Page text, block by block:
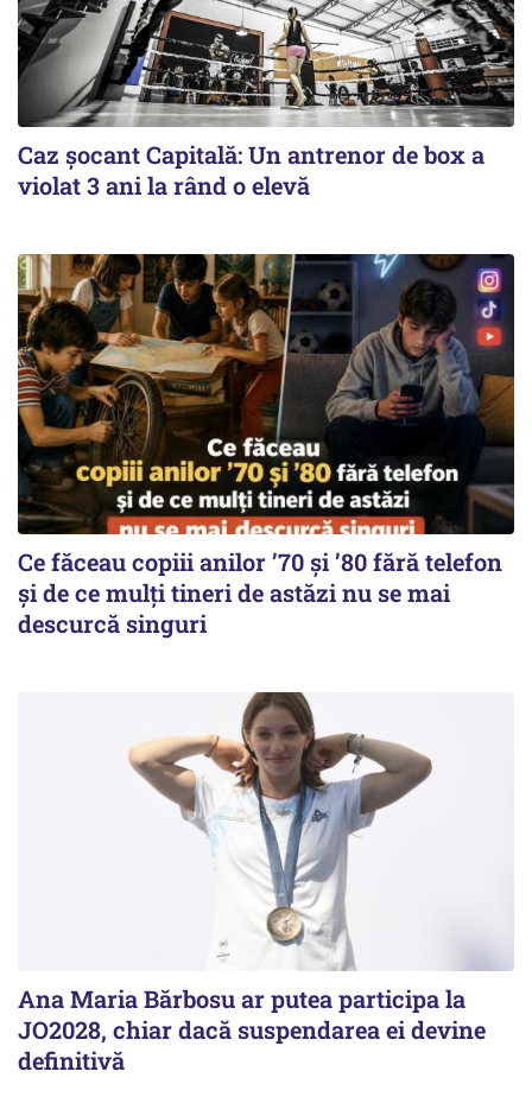
Caz șocant Capitală: Un antrenor de box a
violat 3 ani la rând o elevă
Ce făceau copiii anilor ’70 și ’80 fără telefon
și de ce mulți tineri de astăzi nu se mai
descurcă singuri
Ana Maria Bărbosu ar putea participa la
JO2028, chiar dacă suspendarea ei devine
definitivă